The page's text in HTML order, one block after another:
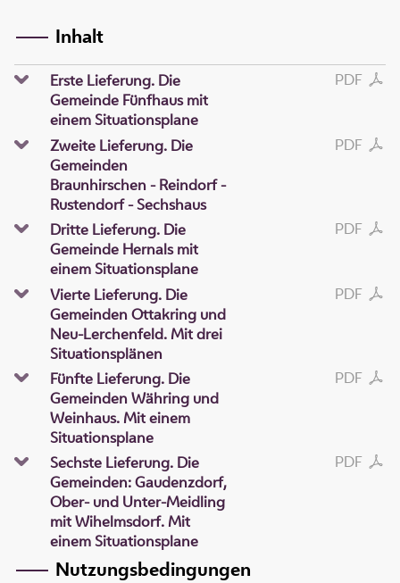
Inhalt
PDF
Erste Lieferung. Die
Gemeinde Fünfhaus mit
einem Situationsplane
PDF
Zweite Lieferung. Die
Gemeinden
Braunhirschen - Reindorf -
Rustendorf - Sechshaus
PDF
Dritte Lieferung. Die
Gemeinde Hernals mit
einem Situationsplane
PDF
Vierte Lieferung. Die
Gemeinden Ottakring und
Neu-Lerchenfeld. Mit drei
Situationsplänen
PDF
Fünfte Lieferung. Die
Gemeinden Währing und
Weinhaus. Mit einem
Situationsplane
PDF
Sechste Lieferung. Die
Gemeinden: Gaudenzdorf,
Ober- und Unter-Meidling
mit Wihelmsdorf. Mit
einem Situationsplane
Nutzungsbedingungen